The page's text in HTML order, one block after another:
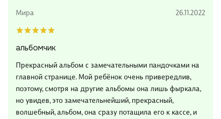
Мира 26.11.2022
альбомчик
Прекрасный альбом с замечательными пандочками на
главной странице. Мой ребёнок очень привередлив,
поэтому, смотря на другие альбомы она лишь фыркала,
но увидев, это замечательнейший, прекрасный,
волшебный, альбом, она сразу потащила его к кассе, и